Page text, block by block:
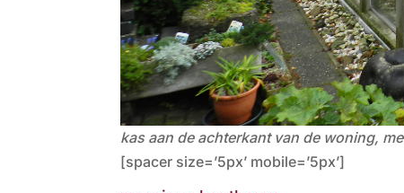
kas aan de achterkant van de woning,
[spacer size=’5px’ mobile=’5px’]